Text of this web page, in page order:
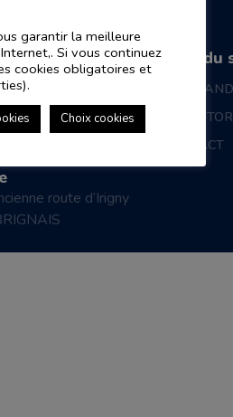
e-mail
de téléphone
87 20
route d’Irigny
Plan du
LES
CONTACT
garantir la meilleure
Si vous continuez
cookies obligatoires et
Choix cookies